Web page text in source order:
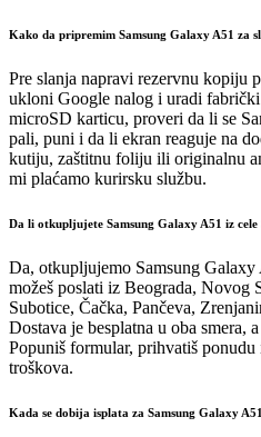
Kako da pripremim Samsung Galaxy A51 za
Pre slanja napravi rezervnu kopiju
ukloni Google nalog i uradi
microSD karticu, proveri da li se
pali, puni i da li ekran reaguje na
kutiju, zaštitnu foliju ili originalnu
mi plaćamo kurirsku službu.
Da li otkupljujete Samsung Galaxy A51 iz cele
Da, otkupljujemo Samsung
možeš poslati iz Beograda, Novog
Subotice, Čačka, Pančeva,
Dostava je besplatna u oba smera,
Popuniš formular, prihvatiš ponudu
troškova.
Kada se dobija isplata za Samsung Galaxy